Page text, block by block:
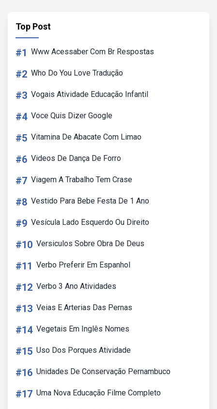
Top Post
#1 Www Acessaber Com Br Respostas
#2 Who Do You Love Tradução
#3 Vogais Atividade Educação Infantil
#4 Voce Quis Dizer Google
#5 Vitamina De Abacate Com Limao
#6 Videos De Dança De Forro
#7 Viagem A Trabalho Tem Crase
#8 Vestido Para Bebe Festa De 1 Ano
#9 Vesícula Lado Esquerdo Ou Direito
#10 Versiculos Sobre Obra De Deus
#11 Verbo Preferir Em Espanhol
#12 Verbo 3 Ano Atividades
#13 Veias E Arterias Das Pernas
#14 Vegetais Em Inglês Nomes
#15 Uso Dos Porques Atividade
#16 Unidades De Conservação Pernambuco
#17 Uma Nova Educação Filme Completo